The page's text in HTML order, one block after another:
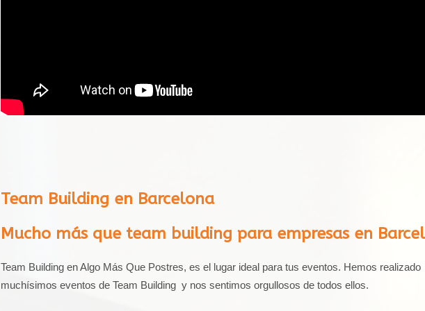
Team Building en Barcelona
Mucho más que team building para empresas en
Team Building en Algo Más Que Postres, es el lugar ideal para tus eventos. Hemos realizado
muchísimos eventos de Team Building y nos sentimos orgullosos de todos ellos.